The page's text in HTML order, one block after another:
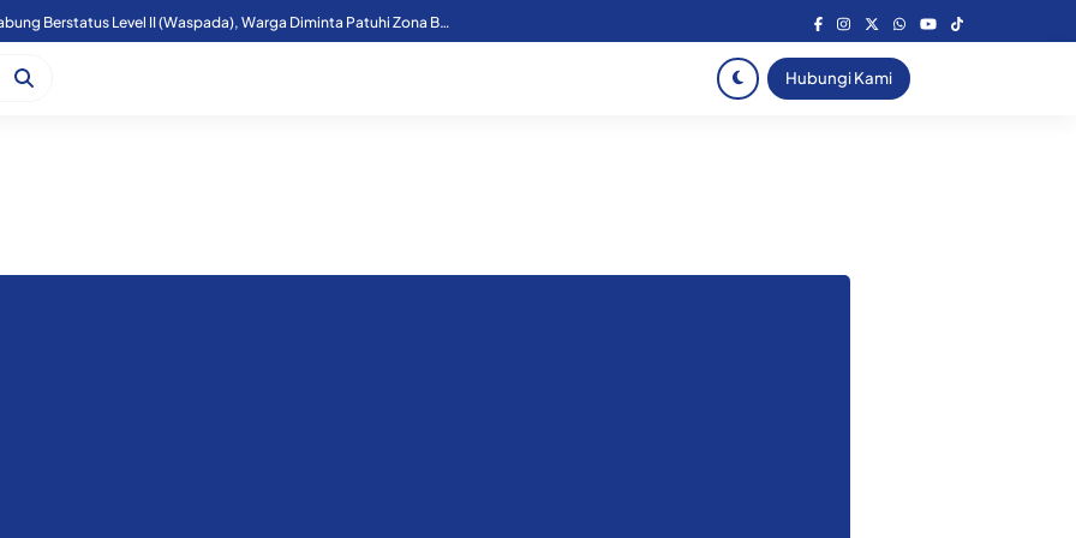
Aktivitas Gunung Sinabung Berstatus Level II (Waspada), Warga Diminta Patuhi Zona Bahaya
Hubungi Kami